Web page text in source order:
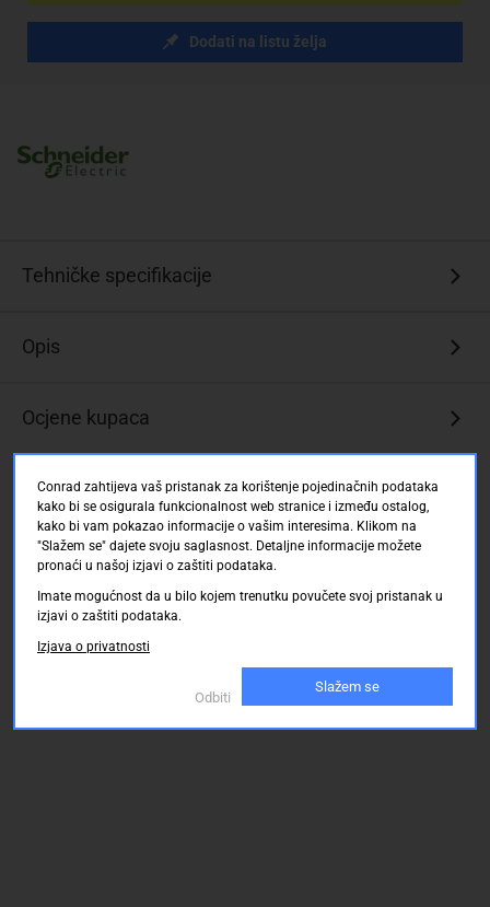
Dodati na listu želja
Tehničke specifikacije
Opis
Ocjene kupaca
Conrad zahtijeva vaš pristanak za korištenje pojedinačnih podataka
kako bi se osigurala funkcionalnost web stranice i između ostalog,
kako bi vam pokazao informacije o vašim interesima. Klikom na
"Slažem se" dajete svoju saglasnost. Detaljne informacije možete
pronaći u našoj izjavi o zaštiti podataka.
Imate mogućnost da u bilo kojem trenutku povučete svoj pristanak u
izjavi o zaštiti podataka.
Izjava o privatnosti
Odbiti
Slažem se